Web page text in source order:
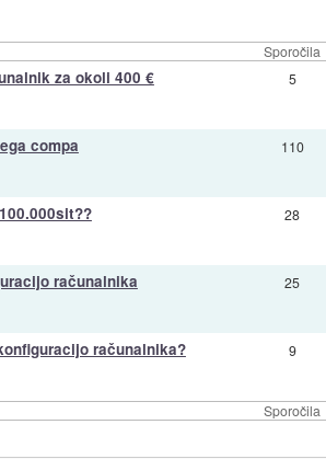
Sporočila
Sporočila
za okoli 400 € 5
compa 110
28
računalnika 25
računalnika? 9